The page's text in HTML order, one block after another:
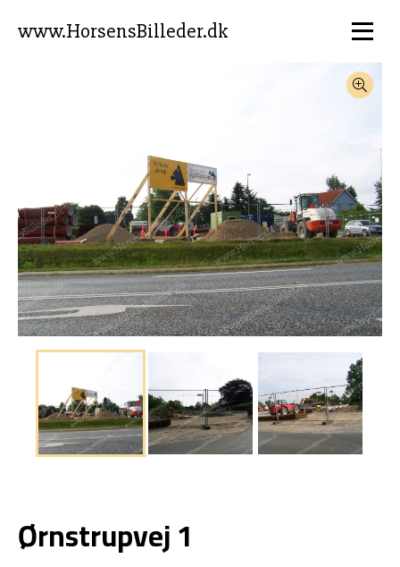
www.HorsensBilleder.dk
Ørnstrupvej 1